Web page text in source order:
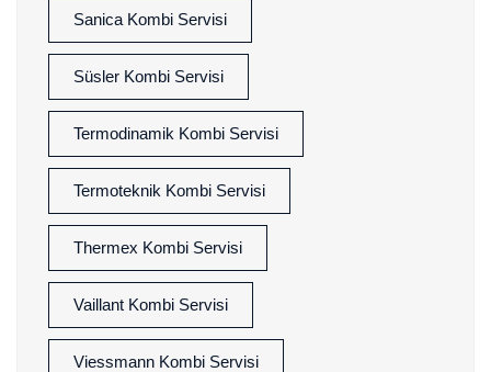
Sanica Kombi Servisi
Süsler Kombi Servisi
Termodinamik Kombi Servisi
Termoteknik Kombi Servisi
Thermex Kombi Servisi
Vaillant Kombi Servisi
Viessmann Kombi Servisi